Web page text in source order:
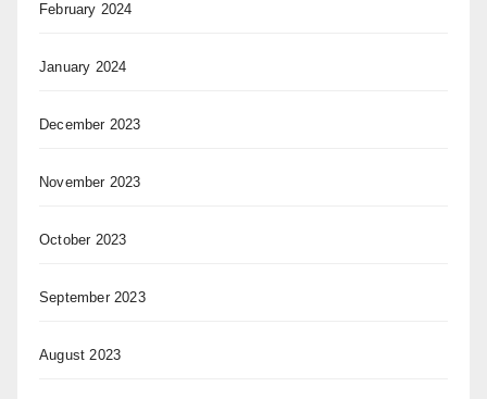
February 2024
January 2024
December 2023
November 2023
October 2023
September 2023
August 2023